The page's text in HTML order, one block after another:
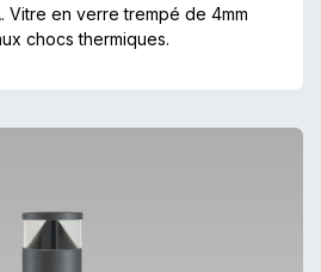
Vitre en verre trempé de 4mm
chocs thermiques.